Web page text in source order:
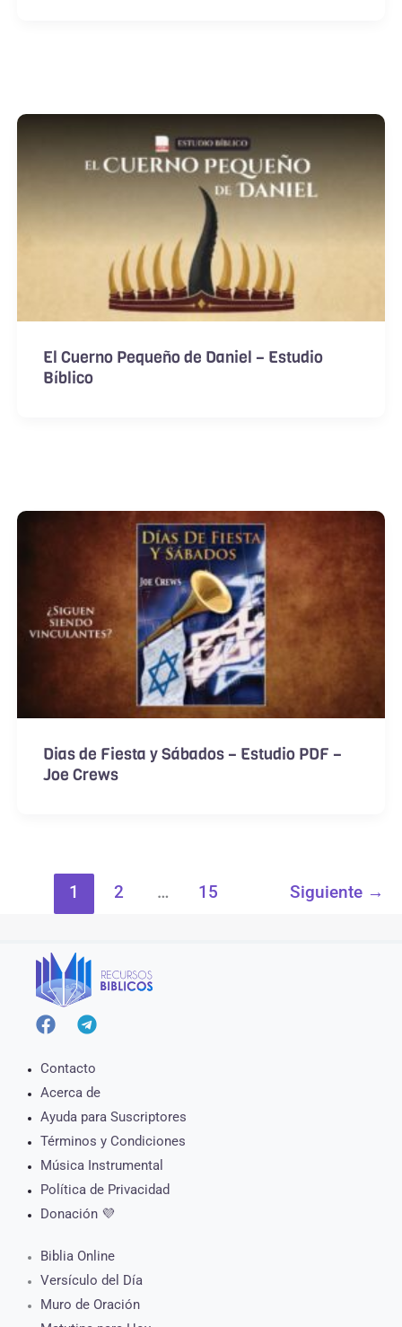
El Cuerno Pequeño de Daniel – Estudio
Bíblico
Dias de Fiesta y Sábados – Estudio PDF –
Joe Crews
1 2 … 15 Siguiente →
Contacto
Acerca de
Ayuda para Suscriptores
Términos y Condiciones
Música Instrumental
Política de Privacidad
Donación 💜
Biblia Online
Versículo del Día
Muro de Oración